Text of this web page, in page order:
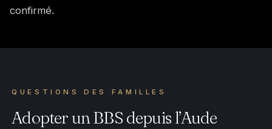
confirmé.
QUESTIONS DES FAMILLES
Adopter un BBS depuis l’Aude